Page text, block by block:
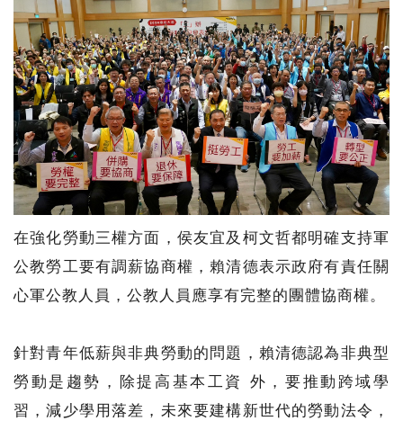
在強化勞動三權方面，侯友宜及柯文哲都明確支持軍
公教勞工要有調薪協商權，賴清德表示政府有責任關
心軍公教人員，公教人員應享有完整的團體協商權。
針對青年低薪與非典勞動的問題，賴清德認為非典型
勞動是趨勢，除提高基本工資 外，要推動跨域學
習，減少學用落差，未來要建構新世代的勞動法令，